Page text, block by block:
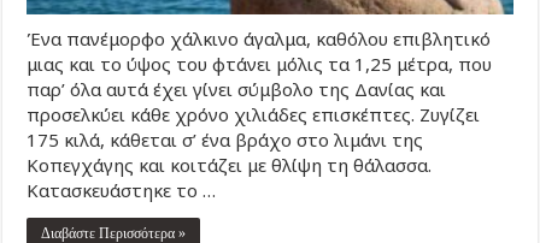
Ένα πανέμορφο χάλκινο άγαλμα, καθόλου επιβλητικό
μιας και το ύψος του φτάνει μόλις τα 1,25 μέτρα, που
παρ’ όλα αυτά έχει γίνει σύμβολο της Δανίας και
προσελκύει κάθε χρόνο χιλιάδες επισκέπτες. Ζυγίζει
175 κιλά, κάθεται σ’ ένα βράχο στο λιμάνι της
Κοπεγχάγης και κοιτάζει με θλίψη τη θάλασσα.
Κατασκευάστηκε το …
Διαβάστε Περισσότερα »